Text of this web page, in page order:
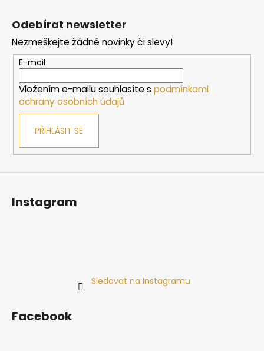
BEZPEČNOSTNÍ
OHRÁDKA
HARVIA
PRO
KAMNA
CILINDRO
KW,
320
MM
Kč
Odebírat newsletter
Nezmeškejte žádné novinky či slevy!
E-mail
Vložením e-mailu souhlasíte s podmínkami
ochrany osobních údajů
PŘIHLÁSIT SE
Instagram
Sledovat na Instagramu
Facebook